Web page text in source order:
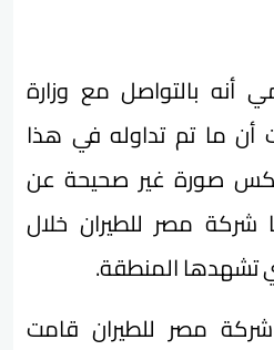
أنه بالتواصل مع وزارة
أن ما تم تداوله في هذا
صورة غير صحيحة عن
شركة مصر للطيران خلال
تشهدها المنطقة.
مصر للطيران قامت